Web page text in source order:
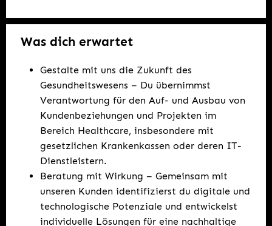
Was dich erwartet
Gestalte mit uns die Zukunft des
Gesundheitswesens – Du übernimmst
Verantwortung für den Auf- und Ausbau von
Kundenbeziehungen und Projekten im
Bereich Healthcare, insbesondere mit
gesetzlichen Krankenkassen oder deren IT-
Dienstleistern.
Beratung mit Wirkung – Gemeinsam mit
unseren Kunden identifizierst du digitale und
technologische Potenziale und entwickelst
individuelle Lösungen für eine nachhaltige